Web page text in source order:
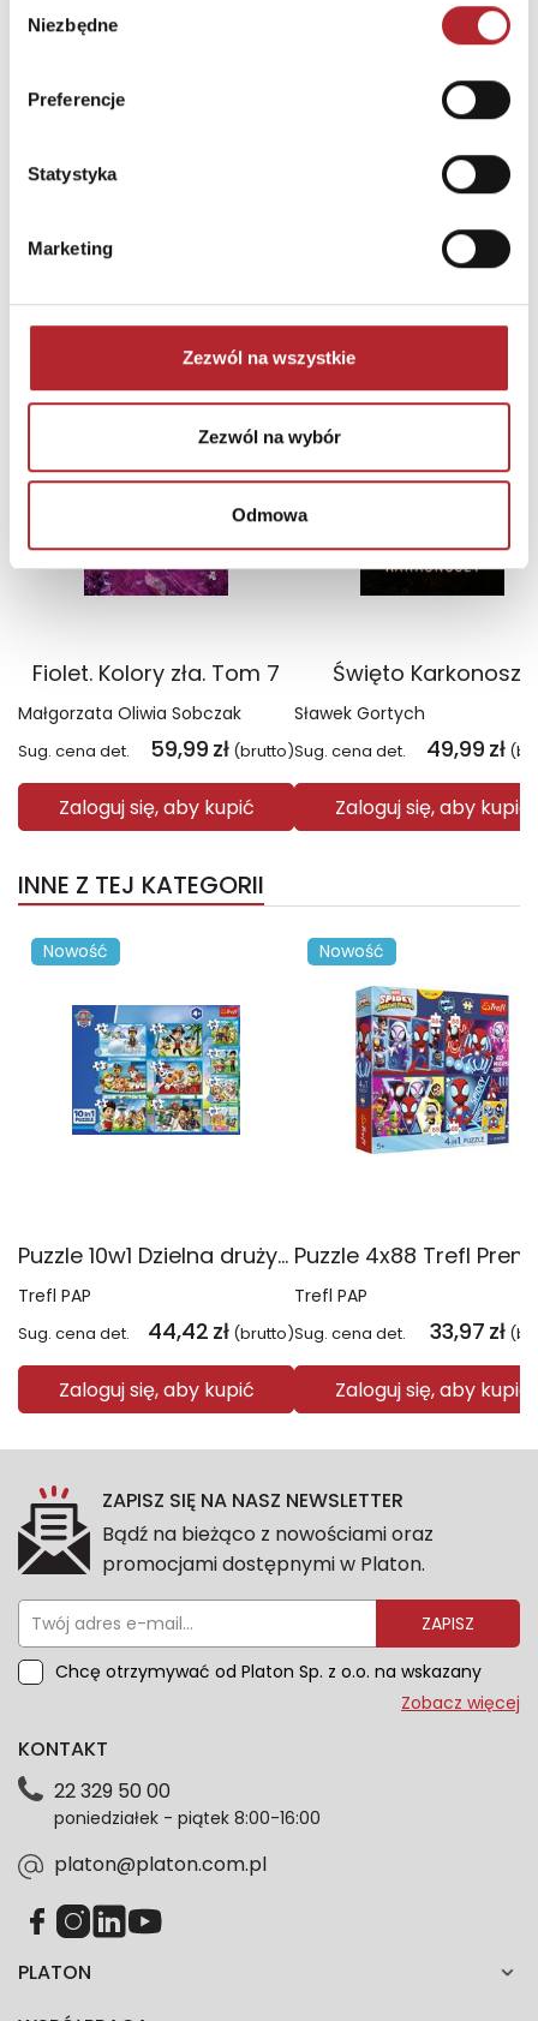
zgody
Niezbędne
Preferencje
Statystyka
Marketing
Zezwól na wszystkie
Zezwól na wybór
Odmowa
Sug. cena det.
NAJCZĘŚCIEJ KUPOWANE zobacz więcej
Wyłączność
Fiolet. Kolory zła. Tom 7
Małgorzata Oliwia Sobczak
Sug. cena det. 59,99 zł (brutto)
Zaloguj się, aby kupić
TOP 100
Wyłączność
Święto Karkonoszy
Sławek Gortych
Sug. cena det. 49,99 zł
Zaloguj się, aby kupić
INNE Z TEJ KATEGORII
Nowość
Puzzle 10w1 Dzielna drużyna Psiego Patrolu 96012
Trefl PAP
Sug. cena det. 44,42 zł (brutto)
Zaloguj się, aby kupić
Nowość
Trefl PAP
Sug. cena det. 33,97 zł
Zaloguj się, aby kupić
ZAPISZ SIĘ NA NASZ NEWSLETTER
Bądź na bieżąco z nowościami oraz
promocjami dostępnymi w Platon.
ZAPISZ
Chcę otrzymywać od Platon Sp. z o.o. na wskazany
przeze mnie adres e-mail informacje marketingowe
dotyczące danych osobowych znajdziesz w naszej
każdym czasie. Wycofanie zgody nie wpłynie na
zgodność z prawem przetwarzania dokonanego przed
Zobacz więcej
PLATON
KONTAKT
22 329 50 00
poniedziałek - piątek 8:00-16:00
platon@platon.com.pl